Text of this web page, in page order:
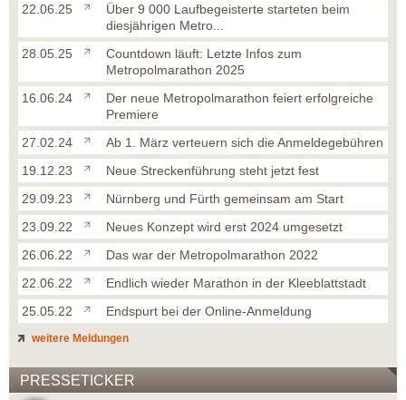
22.06.25
Über 9 000 Laufbegeisterte starteten beim
diesjährigen Metro...
28.05.25
Countdown läuft: Letzte Infos zum
Metropolmarathon 2025
16.06.24
Der neue Metropolmarathon feiert erfolgreiche
Premiere
27.02.24
Ab 1. März verteuern sich die Anmeldegebühren
19.12.23
Neue Streckenführung steht jetzt fest
29.09.23
Nürnberg und Fürth gemeinsam am Start
23.09.22
Neues Konzept wird erst 2024 umgesetzt
26.06.22
Das war der Metropolmarathon 2022
22.06.22
Endlich wieder Marathon in der Kleeblattstadt
25.05.22
Endspurt bei der Online-Anmeldung
weitere Meldungen
PRESSETICKER